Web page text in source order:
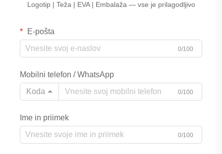
Logotip | Teža | EVA | Embalaža — vse je prilagodljivo
E-pošta
0/100
Mobilni telefon / WhatsApp
Koda
0/100
Ime in priimek
0/100